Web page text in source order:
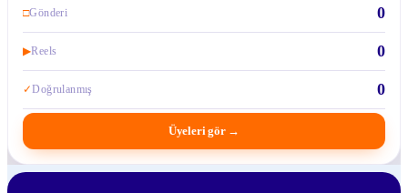
□Gönderi 0
▶Reels 0
✓Doğrulanmış 0
Üyeleri gör →